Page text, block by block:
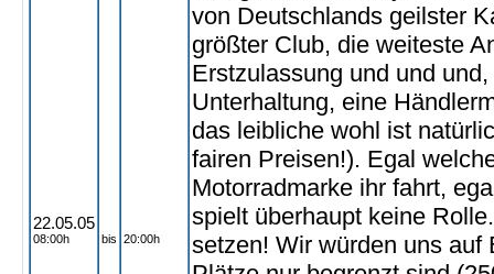
22.05.05
08:00h bis 20:00h
von Deutschlands geilster
größter Club, die weiteste
Erstzulassung und und
Unterhaltung, eine
das leibliche wohl ist
fairen Preisen!). Egal
Motorradmarke ihr fahrt,
spielt überhaupt keine
setzen! Wir würden uns auf